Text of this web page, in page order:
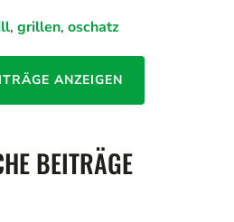
, grillen, oschatz
ANZEIGEN
BEITRÄGE